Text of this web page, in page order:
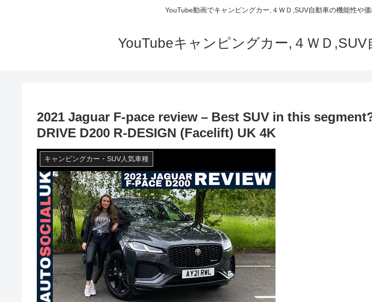
YouTube動画でキャンピングカー,４ＷＤ,SUV自動車の機能性や
YouTubeキャンピングカー,４ＷＤ
2021 Jaguar F-pace review – Best SUV in this
DRIVE D200 R-DESIGN (Facelift) UK 4K
キャンピングカー・SUV人気車種